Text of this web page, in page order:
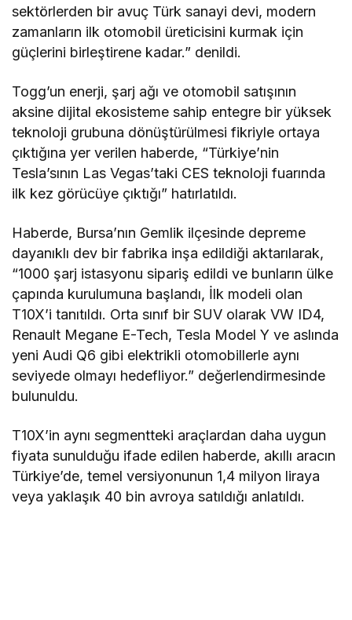
sektörlerden bir avuç Türk sanayi devi, modern
zamanların ilk otomobil üreticisini kurmak için
güçlerini birleştirene kadar.” denildi.
Togg’un enerji, şarj ağı ve otomobil satışının
aksine dijital ekosisteme sahip entegre bir yüksek
teknoloji grubuna dönüştürülmesi fikriyle ortaya
çıktığına yer verilen haberde, “Türkiye’nin
Tesla’sının Las Vegas’taki CES teknoloji fuarında
ilk kez görücüye çıktığı” hatırlatıldı.
Haberde, Bursa’nın Gemlik ilçesinde depreme
dayanıklı dev bir fabrika inşa edildiği aktarılarak,
“1000 şarj istasyonu sipariş edildi ve bunların ülke
çapında kurulumuna başlandı, İlk modeli olan
T10X’i tanıtıldı. Orta sınıf bir SUV olarak VW ID4,
Renault Megane E-Tech, Tesla Model Y ve aslında
yeni Audi Q6 gibi elektrikli otomobillerle aynı
seviyede olmayı hedefliyor.” değerlendirmesinde
bulunuldu.
T10X’in aynı segmentteki araçlardan daha uygun
fiyata sunulduğu ifade edilen haberde, akıllı aracın
Türkiye’de, temel versiyonunun 1,4 milyon liraya
veya yaklaşık 40 bin avroya satıldığı anlatıldı.